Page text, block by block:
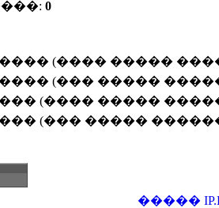
0
(���� �����
(��� �����
(���� �����
(��� �����
�����